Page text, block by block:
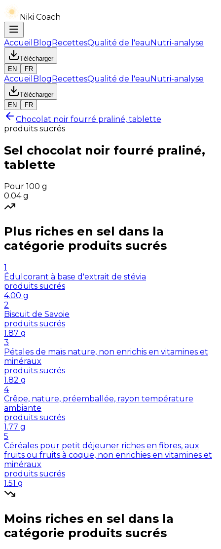
Niki Coach
Accueil BlogRecettesQualité de l'eauNutri-analyse
Télécharger
EN
FR
Accueil BlogRecettesQualité de l'eauNutri-analyse
Télécharger
EN
FR
Chocolat noir fourré praliné, tablette
produits sucrés
Sel chocolat noir fourré praliné,
tablette
Pour 100 g
0.04 g
Plus riches en sel dans la
catégorie produits sucrés
1
Édulcorant à base d'extrait de stévia
produits sucrés
4.00 g
2
Biscuit de Savoie
produits sucrés
1.87 g
3
Pétales de maïs nature, non enrichis en vitamines et
minéraux
produits sucrés
1.82 g
4
Crêpe, nature, préemballée, rayon température
ambiante
produits sucrés
1.77 g
5
Céréales pour petit déjeuner riches en fibres, aux
fruits ou fruits à coque, non enrichies en vitamines et
minéraux
produits sucrés
1.51 g
Moins riches en sel dans la
catégorie produits sucrés